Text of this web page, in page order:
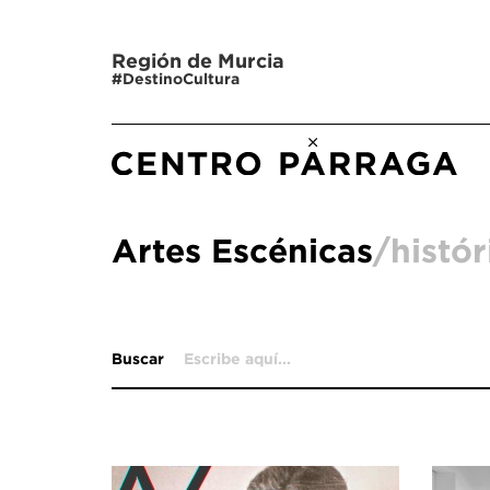
Región de Murcia
#DestinoCultura
Artes Escénicas/
Buscar